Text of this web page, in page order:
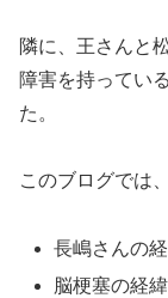
隣に、王さんと
障害を持ってい
た。
このブログでは、
長嶋さんの
脳梗塞の経緯